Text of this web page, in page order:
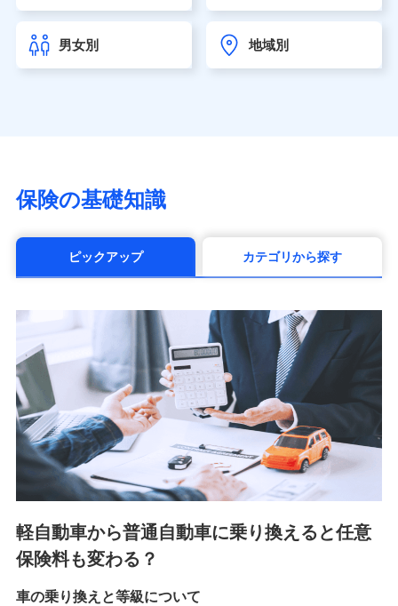
チューリッヒ生命保険株式会社
東京海上日動あんしん生命保険株式会社
（https://www.tmn-anshin.co.jp/）
マニュライフ生命保険株式会社
（https://www.manulife.co.jp/）
（https://www.msa-life.co.jp/）
メットライフ生命株式会社(https://www.metlife.co.jp/)
■少額短期保険
株式会社アシロ少額短期保険 (https://kailash.co.jp/)
SBIいきいき少額短期保険会社 (https://www.i-
sedai.com/)
SBIペット少額短期保険株式会社 (https://www.sbipet-
ssi.co.jp/)
SBIリスタ少額短期保険会社
(https://www.jishin.co.jp/)
スマートプラス少額短期保険株式会社
チューリッヒ少額短期保険株式会社
(https://www.zurichssi.co.jp/)
(https://www.tokiomarine-x.co.jp/)
男女別 地域別
保険の基礎知識
ピックアップ カテゴリから探す
軽自動車から普通自動車に乗り換えると任意
保険料も変わる？
車の乗り換えと等級について